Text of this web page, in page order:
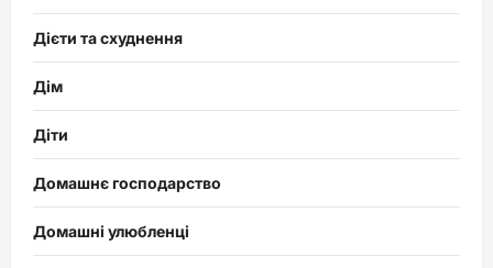
Дієти та схуднення
Дім
Діти
Домашнє господарство
Домашні улюбленці